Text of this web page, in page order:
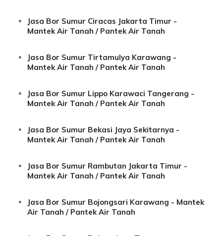
Jasa Bor Sumur Ciracas Jakarta Timur -
Mantek Air Tanah / Pantek Air Tanah
Jasa Bor Sumur Tirtamulya Karawang -
Mantek Air Tanah / Pantek Air Tanah
Jasa Bor Sumur Lippo Karawaci Tangerang -
Mantek Air Tanah / Pantek Air Tanah
Jasa Bor Sumur Bekasi Jaya Sekitarnya -
Mantek Air Tanah / Pantek Air Tanah
Jasa Bor Sumur Rambutan Jakarta Timur -
Mantek Air Tanah / Pantek Air Tanah
Jasa Bor Sumur Bojongsari Karawang - Mantek
Air Tanah / Pantek Air Tanah